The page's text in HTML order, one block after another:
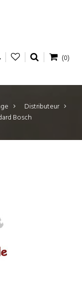
(0)
>
Distributeur
Bosch